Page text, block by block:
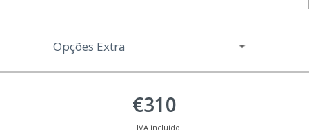
Opções Extra
€310
IVA incluído